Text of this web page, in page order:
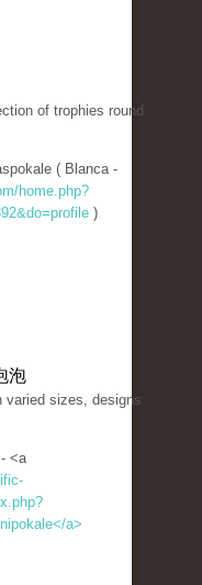
of trophies round
( Blanca -
home.php?
)
泡
varied sizes, designs
<a
a>